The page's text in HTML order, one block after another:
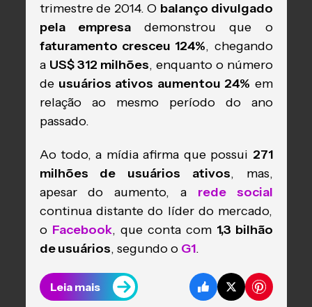
trimestre de 2014. O balanço divulgado
pela empresademonstrou que o
faturamento cresceu 124%, chegando
a US$ 312 milhões, enquanto o número
de usuários ativos aumentou 24% em
relação ao mesmo período do ano
passado.
Ao todo, a mídia afirma que possui 271
milhões de usuários ativos, mas,
apesar do aumento, a rede social
continua distante do líder do mercado,
o Facebook, que conta com 1,3 bilhão
de usuários, segundo o G1.
Leia mais